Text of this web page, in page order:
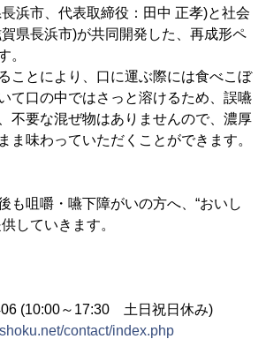
浜市、代表取締役：田中 正孝)と社会
県長浜市)が共同開発した、再成形ペ
。
ことにより、口に運ぶ際には食べこぼ
て口の中ではさっと溶けるため、誤嚥
不要な混ぜ物はありませんので、濃厚
ま味わっていただくことができます。
も咀嚼・嚥下障がいの方へ、“おいし
していきます。
(10:00～17:30 土日祝日休み)
contact/index.php